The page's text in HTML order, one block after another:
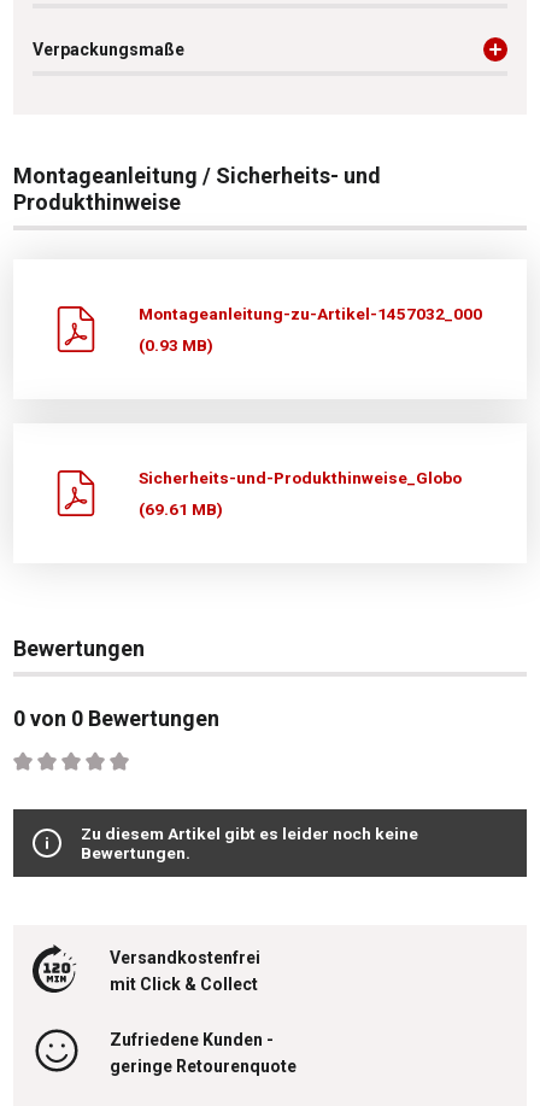
Verpackungsmaße
Montageanleitung / Sicherheits- und
Produkthinweise
Montageanleitung-zu-Artikel-1457032_000
(0.93 MB)
Sicherheits-und-Produkthinweise_Globo
(69.61 MB)
Bewertungen
0 von 0 Bewertungen
Durchschnittliche Bewertung von 0 von 5 Sternen
Zu diesem Artikel gibt es leider noch keine
Bewertungen.
Versandkostenfrei
mit Click & Collect
Zufriedene Kunden -
geringe Retourenquote